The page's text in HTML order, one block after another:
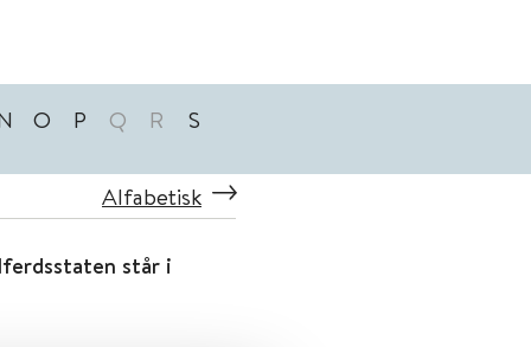
O P Q R S
Alfabetisk
står i